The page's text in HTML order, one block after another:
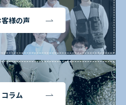
客様の声
コラム